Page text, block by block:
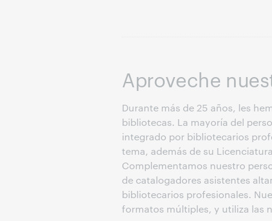
Aproveche
Durante más de 25 años, les
bibliotecas. La mayoría del
integrado por bibliotecarios
tema, además de su
Complementamos nuestro
de catalogadores asistentes
bibliotecarios profesionales.
formatos múltiples, y utiliza las